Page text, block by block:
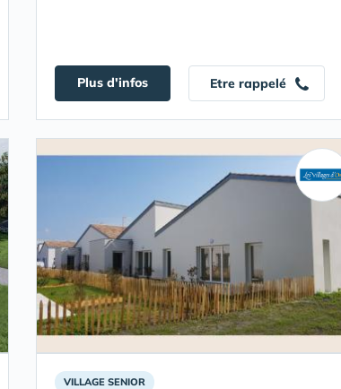
Plus d'infos Etre rappelé
VILLAGE SENIOR